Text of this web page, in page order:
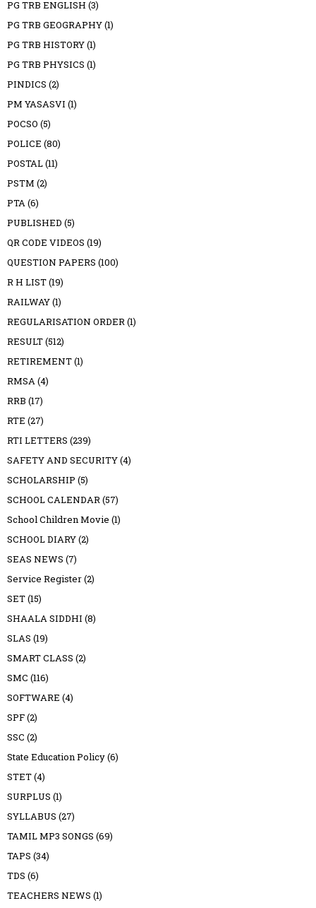
PG TRB ENGLISH (3)
PG TRB GEOGRAPHY(1)
PG TRB HISTORY(1)
PG TRB PHYSICS (1)
PINDICS (2)
PM YASASVI (1)
POCSO (5)
POLICE (80)
POSTAL(11)
PSTM (2)
PTA(6)
PUBLISHED (5)
QR CODE VIDEOS (19)
QUESTION PAPERS (100)
R H LIST(19)
RAILWAY(1)
REGULARISATION ORDER(1)
RESULT(512)
RETIREMENT(1)
RMSA(4)
RRB (17)
RTE (27)
RTI LETTERS (239)
SAFETY AND SECURITY(4)
SCHOLARSHIP (5)
SCHOOL CALENDAR(57)
School Children Movie (1)
SCHOOL DIARY(2)
SEAS NEWS (7)
Service Register(2)
SET(15)
SHAALA SIDDHI (8)
SLAS (19)
SMART CLASS (2)
SMC (116)
SOFTWARE (4)
SPF(2)
SSC (2)
State Education Policy(6)
STET(4)
SURPLUS (1)
SYLLABUS (27)
TAMIL MP3 SONGS (69)
TAPS (34)
TDS (6)
TEACHERS NEWS (1)